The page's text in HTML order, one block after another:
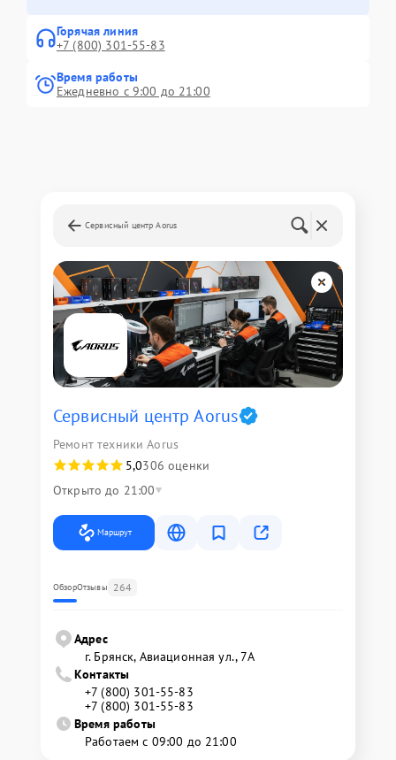
Горячая линия
+7 (800) 301-55-83
Время работы
Ежедневно с 9:00 до 21:00
Сервисный центр Aorus
Сервисный центр Aorus
Ремонт техники Aorus
5,0306 оценки
Открыто до 21:00
Маршрут
ОбзорОтзывы 264
Адрес
г. Брянск, Авиационная ул., 7А
Контакты
+7 (800) 301-55-83
+7 (800) 301-55-83
Время работы
Работаем с 09:00 до 21:00